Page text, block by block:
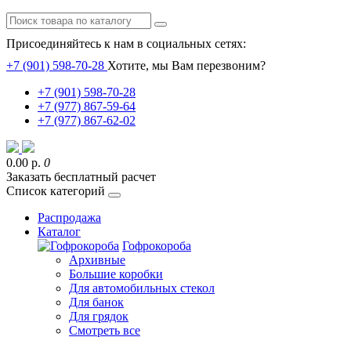
Присоединяйтесь к нам в социальных сетях:
+7 (901) 598-70-28 Хотите, мы Вам перезвоним?
+7 (901) 598-70-28
+7 (977) 867-59-64
+7 (977) 867-62-02
0.00 р. 0
Заказать бесплатный расчет
Список категорий
Распродажа
Каталог
Гофрокороба
Архивные
Большие коробки
Для автомобильных стекол
Для банок
Для грядок
Смотреть все